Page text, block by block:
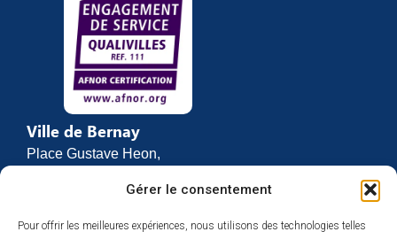
Gérer le consentement
Pour offrir les meilleures expériences, nous utilisons des technologies telles
Ville de Bernay
Place Gustave Heon,
27307 BERNAY